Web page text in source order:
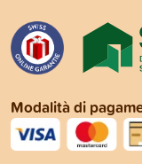
Modalità di